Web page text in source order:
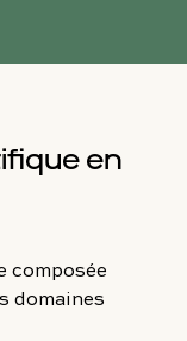
en
composée
domaines